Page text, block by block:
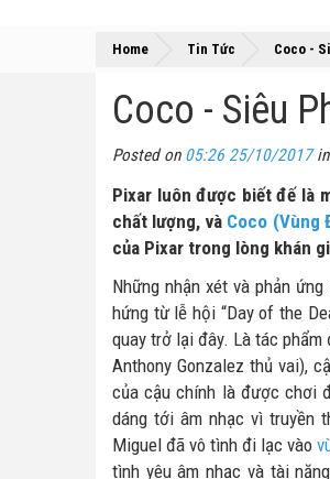
Home Tin Tức Coco -
Coco - Siêu
Posted on 05:26 25/10/2017in
Pixar luôn được biết đế là
chất lượng, và Coco (Vùng
của Pixar trong lòng khán
Những nhận xét và phản
hứng từ lễ hội “Day of the
quay trở lại đây. Là tác phẩm
Anthony Gonzalez thủ vai),
của cậu chính là được chơi
dáng tới âm nhạc vì truyền
Miguel đã vô tình đi lạc vào
tình yêu âm nhạc và tài